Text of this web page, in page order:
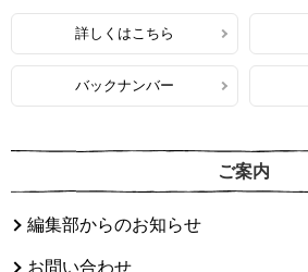
詳しくはこちら
バックナンバー
ご案内
編集部からのお知らせ
お問い合わせ